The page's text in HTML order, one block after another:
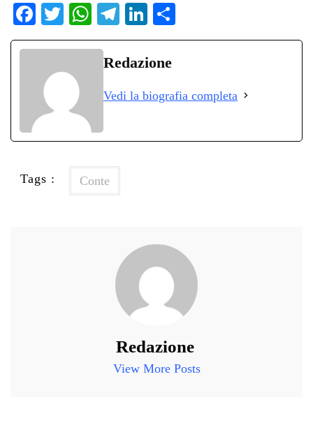
Fa
ce
ok
T
wi
r
W
ha
ts
pp
Te
le
gr
m
Li
nk
ed
on
di
Redazione
Vedi la biografia completa
Tags : Conte
Redazione
View More Posts